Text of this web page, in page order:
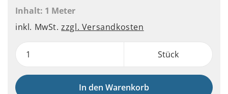
Inhalt: 1 Meter
inkl. MwSt.zzgl. Versandkosten
Stück
In den Warenkorb